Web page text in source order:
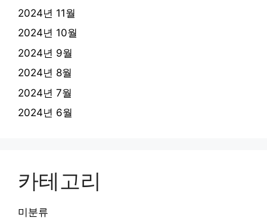
2024년 11월
2024년 10월
2024년 9월
2024년 8월
2024년 7월
2024년 6월
카테고리
미분류